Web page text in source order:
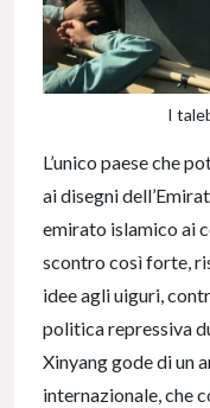
I
L’unico paese che
ai disegni
emirato islamico ai
scontro così forte,
idee agli uiguri,
politica repressiva
Xinyang gode di un
internazionale, che